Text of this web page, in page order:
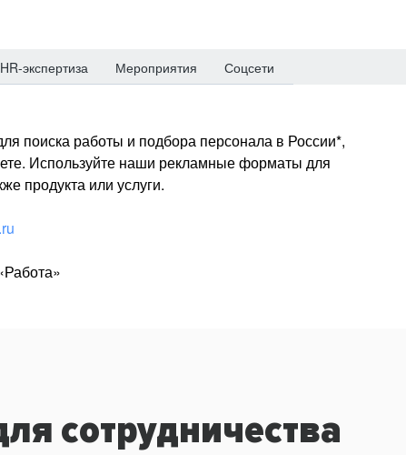
HR-экспертиза Мероприятия Соцсети
поиска работы и подбора персонала в России*,
Используйте наши рекламные форматы для
продукта или услуги.
сотрудничества